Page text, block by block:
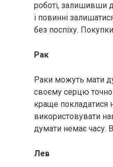
роботі, залишивши
і повинні
без поспіху.
Рак
Раки можуть мати
своєму серцю точно
краще покладатися
використовувати
думати немає часу.
Лев